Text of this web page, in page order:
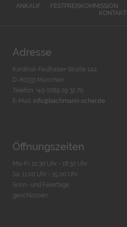
ANKAUF FESTPREISKOMMISSION
KONTAKT
Adresse
Kardinal-Faulhaber-Straße 14a
D-80333 München
Telefon: +49 (0)89 29 32 70
E-Mail: info@bachmann-scher.de
Öffnungszeiten
Mo-Fr. 10:30 Uhr - 18:30 Uhr
Sa. 11:00 Uhr - 15.00 Uhr
Sonn- und Feiertage
geschlossen